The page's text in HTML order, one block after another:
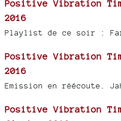
Positive Vibration
2016
Playlist de ce soir :
Positive Vibration
2016
Emission en réécoute.
Positive Vibration